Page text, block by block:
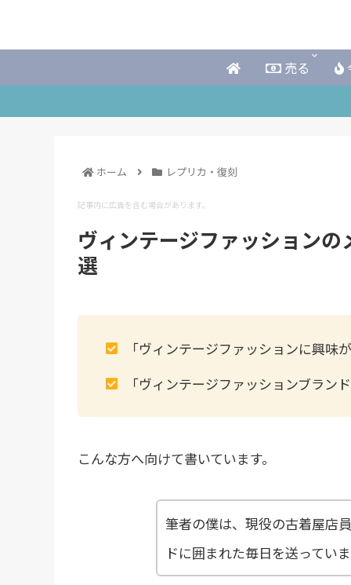
売る
ホーム レプリカ・復刻
記事内に広告を含む場合があります。
ヴィンテージファッション
選
「ヴィンテージファッションに興味
「ヴィンテージファッションブラン
こんな方へ向けて書いています。
筆者の僕は、現役の古着屋店
ドに囲まれた毎日を送ってい